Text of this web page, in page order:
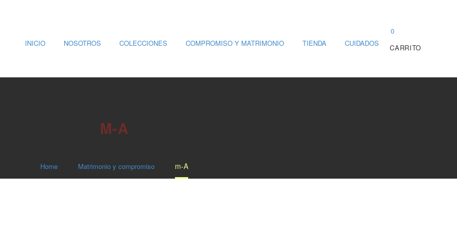
INICIO NOSOTROS COLECCIONES COMPROMISO Y MATRIMONIO TIENDA CUIDADOS
0
CARRITO
M-A
Home Matrimonio y compromiso m-A